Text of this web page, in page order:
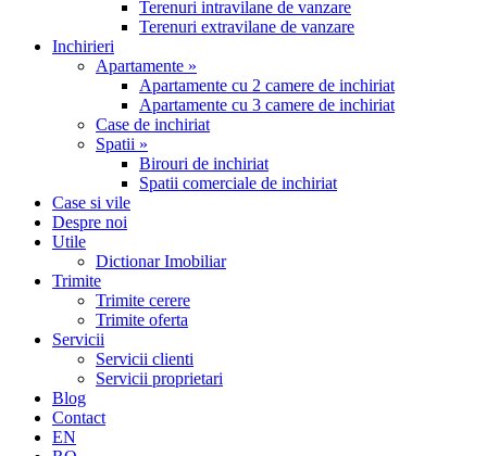
Terenuri intravilane de vanzare
Terenuri extravilane de vanzare
Inchirieri
Apartamente »
Apartamente cu 2 camere de inchiriat
Apartamente cu 3 camere de inchiriat
Case de inchiriat
Spatii »
Birouri de inchiriat
Spatii comerciale de inchiriat
Case si vile
Despre noi
Utile
Dictionar Imobiliar
Trimite
Trimite cerere
Trimite oferta
Servicii
Servicii clienti
Servicii proprietari
Blog
Contact
EN